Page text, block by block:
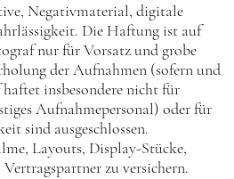
Negativmaterial, digitale
Die Haftung ist auf
nur für Vorsatz und grobe
der Aufnahmen (sofern und
insbesondere nicht für
Aufnahmepersonal) oder für
sind ausgeschlossen.
Layouts, Display-Stücke,
zu versichern.